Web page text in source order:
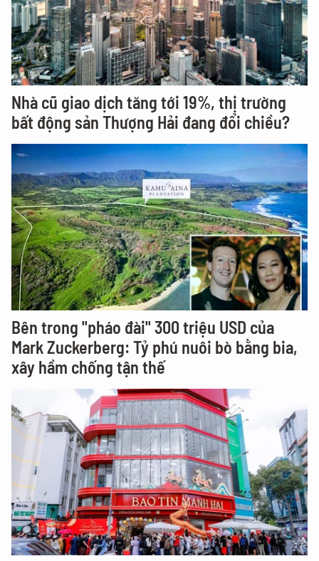
Nhà cũ giao dịch tăng tới 19%, thị trường
bất động sản Thượng Hải đang đổi chiều?
Bên trong "pháo đài" 300 triệu USD của
Mark Zuckerberg: Tỷ phú nuôi bò bằng bia,
xây hầm chống tận thế